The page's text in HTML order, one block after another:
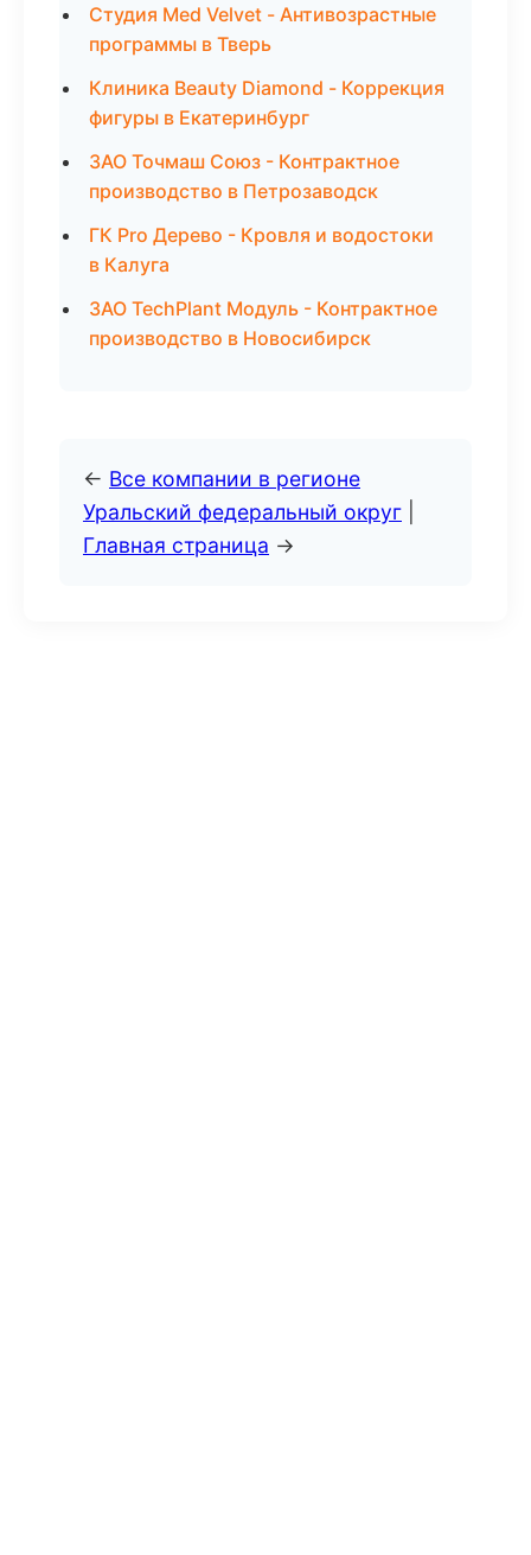
Студия Med Velvet - Антивозрастные
программы в Тверь
Клиника Beauty Diamond - Коррекция
фигуры в Екатеринбург
ЗАО Точмаш Союз - Контрактное
производство в Петрозаводск
ГК Pro Дерево - Кровля и водостоки
в Калуга
ЗАО TechPlant Модуль - Контрактное
производство в Новосибирск
← Все компании в регионе
Уральский федеральный округ
Главная страница →